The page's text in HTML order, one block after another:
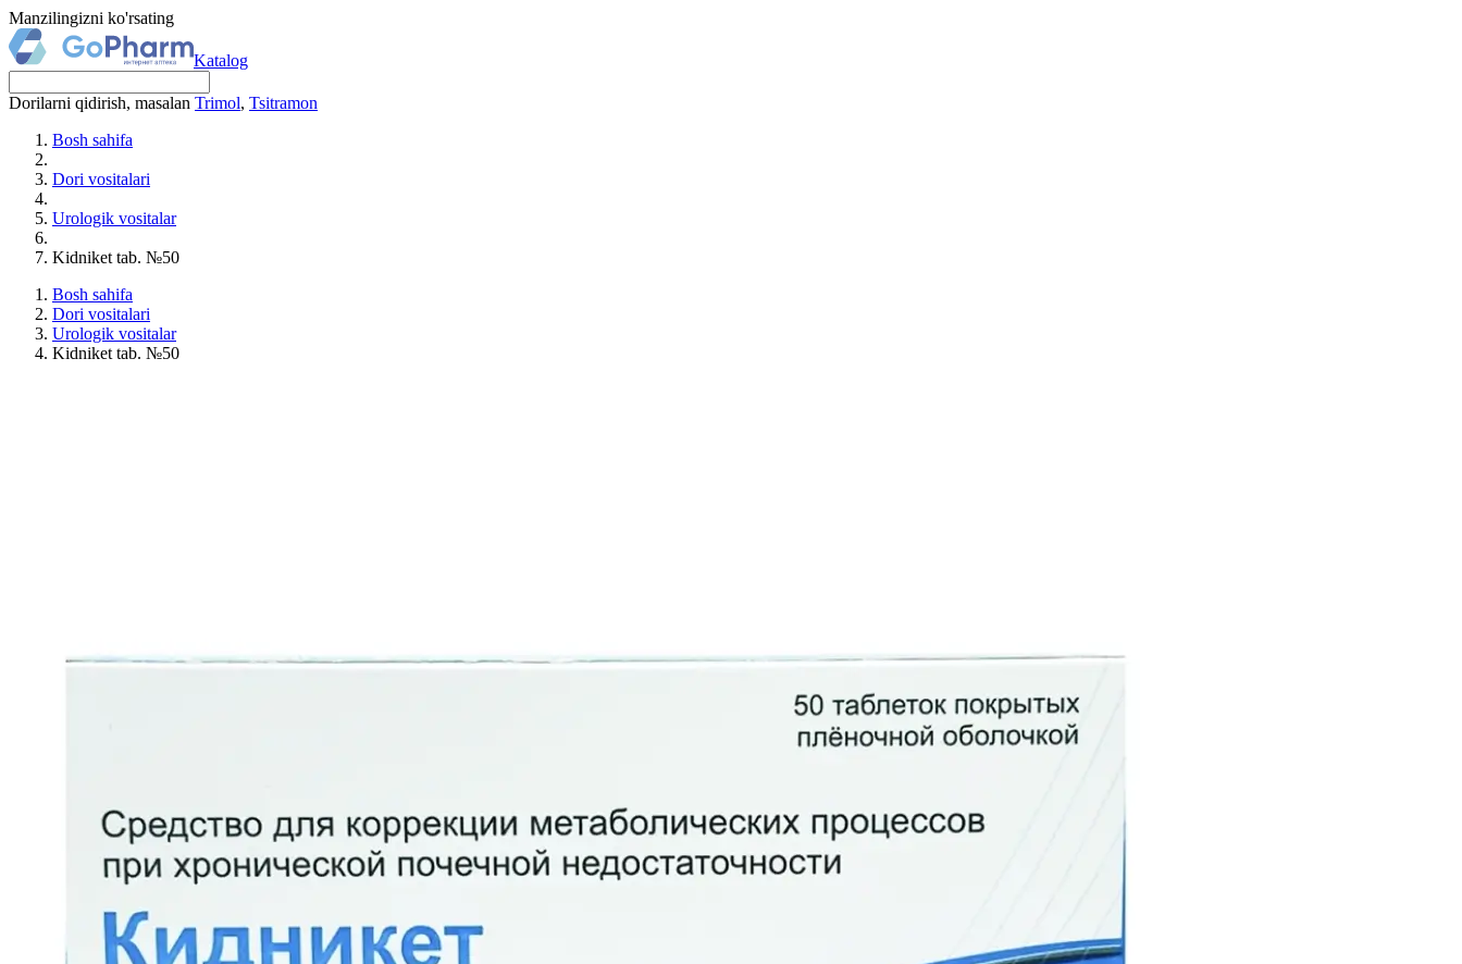
Manzilingizni ko'rsating
Katalog
Dorilarni qidirish, masalan Trimol, Tsitramon
Bosh sahifa
Dori vositalari
Urologik vositalar
Kidniket tab. №50
Bosh sahifa
Dori vositalari
Urologik vositalar
Kidniket tab. №50